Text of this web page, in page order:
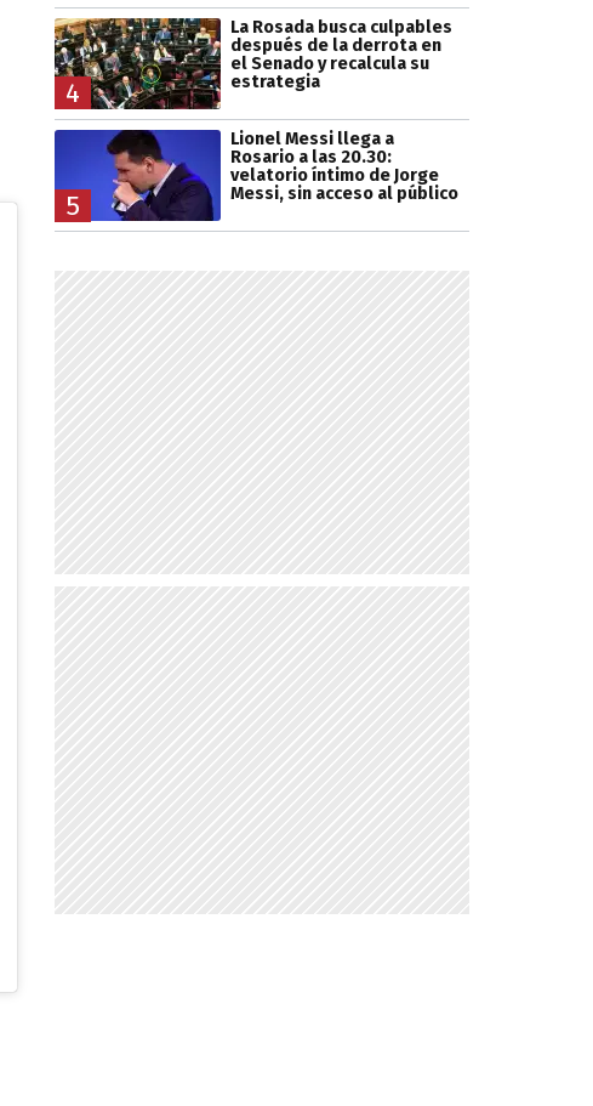
4
La Rosada busca culpables
después de la derrota en
el Senado y recalcula su
estrategia
5
Lionel Messi llega a
Rosario a las 20.30:
velatorio íntimo de Jorge
Messi, sin acceso al público